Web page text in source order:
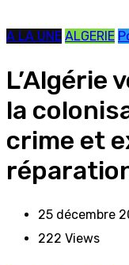
A LA UNE ALGERIE
L’Algérie
la
crime et
25 décembre
222 Views